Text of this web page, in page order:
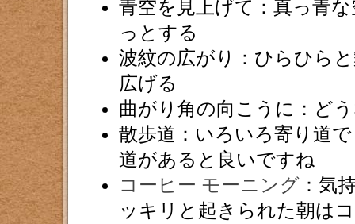
青空を見上げて：真っ青
っとする
波紋の広がり：ひらひら
広げる
曲がり角の向こうに：ど
散歩道：いろいろ寄り道
道があると良いですね
コーヒー モーニング ：気
ッキリと起きられた朝は